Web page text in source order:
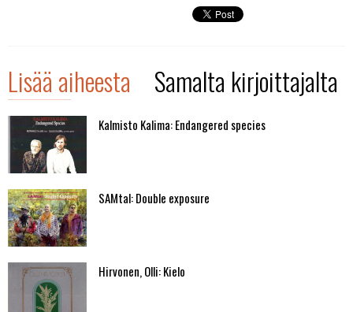
Lisää aiheesta Samalta kirjoittajalta
Kalmisto Kalima: Endangered species
SAMtal: Double exposure
Hirvonen, Olli: Kielo